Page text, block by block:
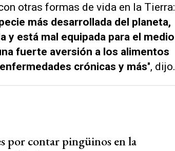
otras formas de vida en la Tierra:
más desarrollada del planeta,
y está mal equipada para el medio
fuerte aversión a los alimentos
crónicas y más", dijo.
por contar pingüinos en la